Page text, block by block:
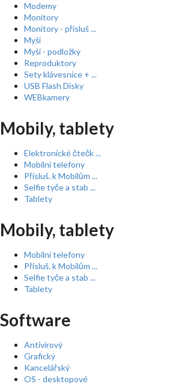
Modemy
Monitory
Monitory - přísluš ...
Myši
Myši - podložky
Reproduktory
Sety klávesnice + ...
USB Flash Disky
WEBkamery
Mobily, tablety
Elektronické čtečk ...
Mobilní telefony
Přísluš. k Mobilům ...
Selfie tyče a stab ...
Tablety
Mobily, tablety
Mobilní telefony
Přísluš. k Mobilům ...
Selfie tyče a stab ...
Tablety
Software
Antivirový
Grafický
Kancelářský
OS - desktopové